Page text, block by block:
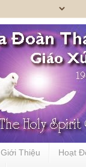
Giới Thiệu Hoạt